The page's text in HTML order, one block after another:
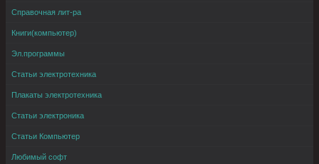
Справочная лит-ра
Книги(компьютер)
Эл.программы
Статьи электротехника
Плакаты электротехника
Статьи электроника
Статьи Компьютер
Любимый софт